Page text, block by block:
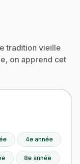
tradition vieille
on apprend cet
4e année
8e année